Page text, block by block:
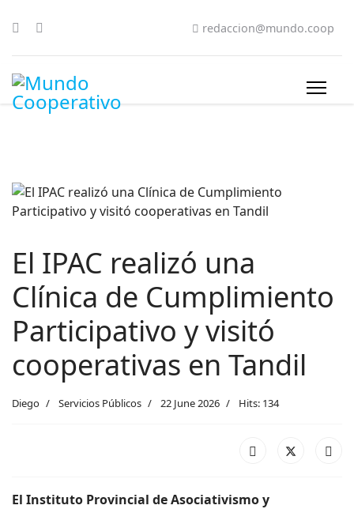
redaccion@mundo.coop
El IPAC realizó una
Clínica de Cumplimiento
Participativo y visitó
cooperativas en Tandil
Diego Servicios Públicos 22 June 2026 Hits: 134
El Instituto Provincial de Asociativismo y